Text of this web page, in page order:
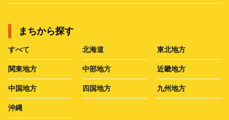
まちから探す
すべて 北海道 東北地方
関東地方 中部地方 近畿地方
中国地方 四国地方 九州地方
沖縄